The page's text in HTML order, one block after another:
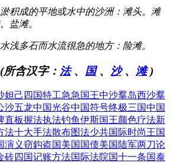
淤积成的平地或水中的沙洲：滩头。滩
盐滩。
浅多石而水流很急的地方：险滩。
(所含汉字： 法、 国、 沙、 滩)
妲己 四国特工急急国王中沙羣岛西沙羣
沙五龙中国光谷中国符号终极三国中国
直板握法执法钓鱼伊斯国王颜色疗法新
法十大手法散布图法少共国际时尚王国
演义窃鈎盗国美国国债美国陆军两刀论
砖四国记账方法国际法院国十一条国泰